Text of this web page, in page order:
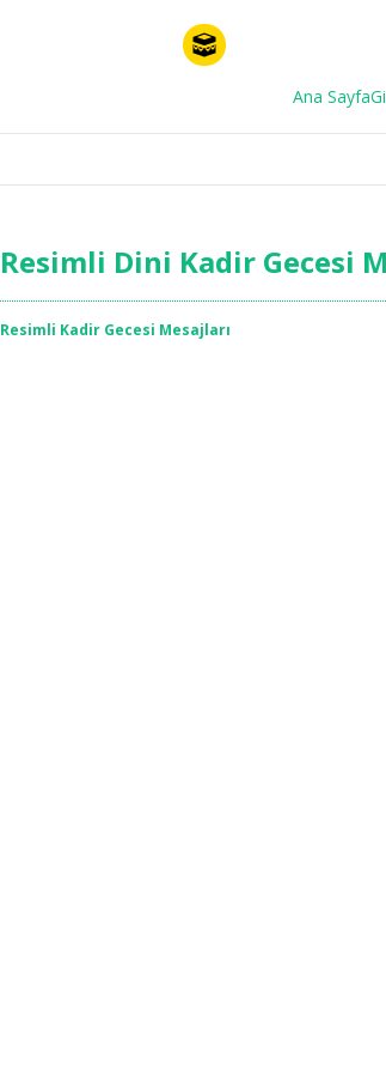
Ana Sayfa
Resimli Dini Kadir Gecesi
Resimli Kadir Gecesi Mesajları